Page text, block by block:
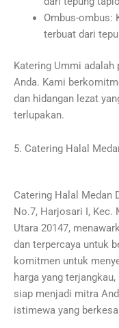
Ombus-ombus:
terbuat dari
Katering Ummi adalah
Anda. Kami
dan hidangan lezat
terlupakan.
5. Catering Halal
Catering Halal Medan
No.7, Harjosari I, Kec.
Utara 20147,
dan terpercaya untuk
komitmen untuk
harga yang
siap menjadi mitra
istimewa yang